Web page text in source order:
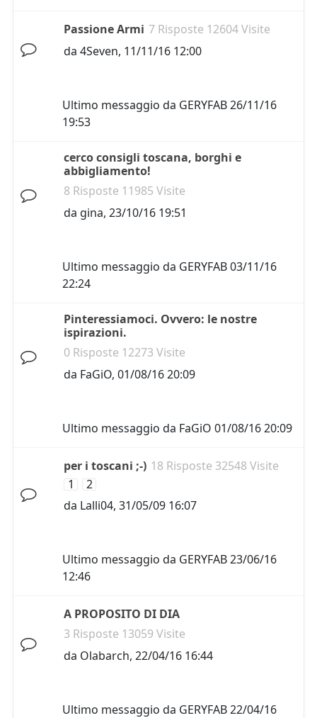
Passione Armi 7 Risposte 12604 Visite
da 4Seven, 11/11/16 12:00
Ultimo messaggio da GERYFAB26/11/16
19:53
cerco consigli toscana, borghi e
abbigliamento!
8 Risposte 11985 Visite
da gina, 23/10/16 19:51
Ultimo messaggio da GERYFAB03/11/16
22:24
Pinteressiamoci. Ovvero: le nostre
ispirazioni.
0 Risposte 12273 Visite
da FaGiO, 01/08/16 20:09
Ultimo messaggio da FaGiO 01/08/16 20:09
per i toscani ;-) 18 Risposte 32548 Visite
1
2
da Lalli04, 31/05/09 16:07
Ultimo messaggio da GERYFAB23/06/16
12:46
A PROPOSITO DI DIA
3 Risposte 13059 Visite
da Olabarch, 22/04/16 16:44
Ultimo messaggio da GERYFAB22/04/16